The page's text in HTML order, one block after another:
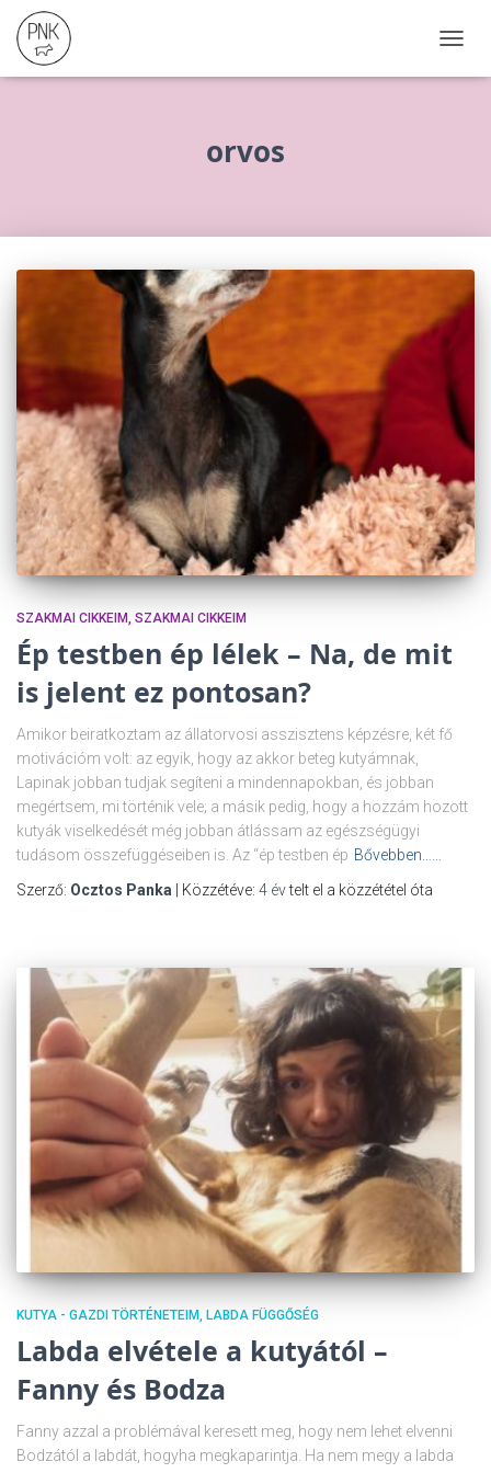
orvos
SZAKMAI CIKKEIM SZAKMAI CIKKEIM
Ép testben ép lélek – Na, de mit
is jelent ez pontosan?
Amikor beiratkoztam az állatorvosi asszisztens képzésre, két fő
motivációm volt: az egyik, hogy az akkor beteg kutyámnak,
Lapinak jobban tudjak segíteni a mindennapokban, és jobban
megértsem, mi történik vele; a másik pedig, hogy a hozzám hozott
kutyák viselkedését még jobban átlássam az egészségügyi
tudásom összefüggéseiben is. Az “ép testben ép Bővebben……
Szerző: Ocztos Panka | Közzétéve: 4 évtelt el a közzététel óta
KUTYA - GAZDI TÖRTÉNETEIM LABDA FÜGGŐSÉG
Labda elvétele a kutyától –
Fanny és Bodza
Fanny azzal a problémával keresett meg, hogy nem lehet elvenni
Bodzától a labdát, hogyha megkaparintja. Ha nem megy a labda